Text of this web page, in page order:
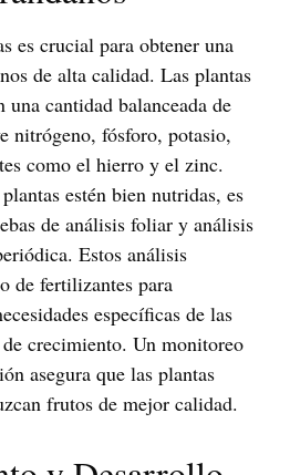
es crucial para obtener una
de alta calidad. Las plantas
una cantidad balanceada de
nitrógeno, fósforo, potasio,
como el hierro y el zinc.
estén bien nutridas, es
de análisis foliar y análisis
Estos análisis
de fertilizantes para
específicas de las
de crecimiento. Un monitoreo
asegura que las plantas
frutos de mejor calidad.